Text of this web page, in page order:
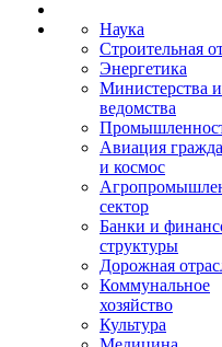
Наука
Строительная
Энергетика
Министерства и
ведомства
Авиация
и космос
сектор
Банки и
структуры
Дорожная
Коммунальное
хозяйство
Культура